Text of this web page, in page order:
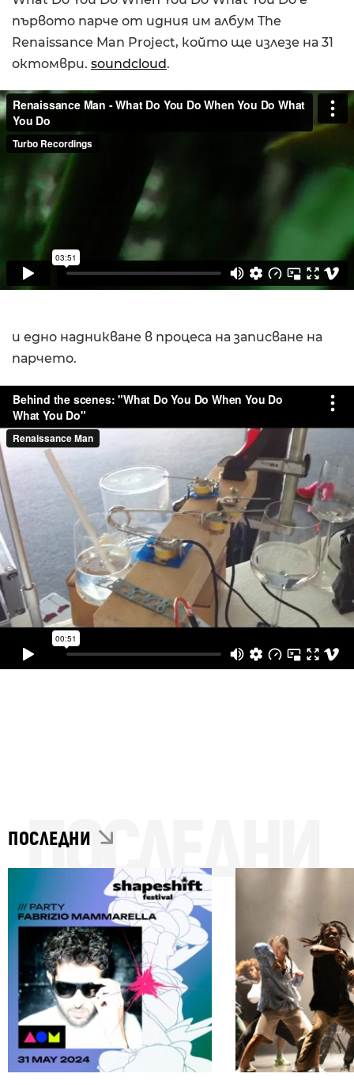
първото парче от идния им албум The
Renaissance Man Project, който ще излезе на 31
октомври. soundcloud.
и едно надникване в процеса на записване на
парчето.
ПОСЛЕДНИ
ПОСЛЕДНИ